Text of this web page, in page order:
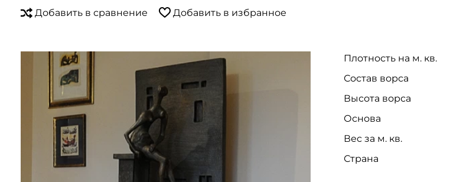
Добавить в сравнение Добавить в избранное
Плотность на м. кв.
Состав ворса
Высота ворса
Основа
Вес за м. кв.
Страна